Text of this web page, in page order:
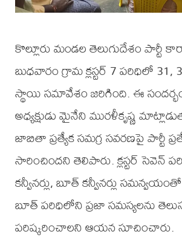
కొల్లూరు మండల తెలుగుదేశం పార్టీ
బుధవారం గ్రామ క్లస్టర్ 7 పరిధిలో
స్థాయి సమావేశం జరిగింది. ఈ
అధ్యక్షుడు మైనేని మురళీకృష్ణ
జాబితా ప్రత్యేక సమగ్ర సవరణపై పార్టీ
సారించిందని తెలిపారు. క్లస్టర్
కన్వీనర్లు, బూత్ కన్వీనర్లు
బూత్ పరిధిలోని ప్రజా సమస్యలను
పరిష్కరించాలని ఆయన సూచించారు.